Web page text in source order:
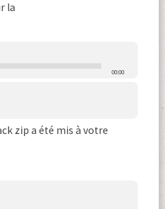
la
00:00
zip a été mis à votre